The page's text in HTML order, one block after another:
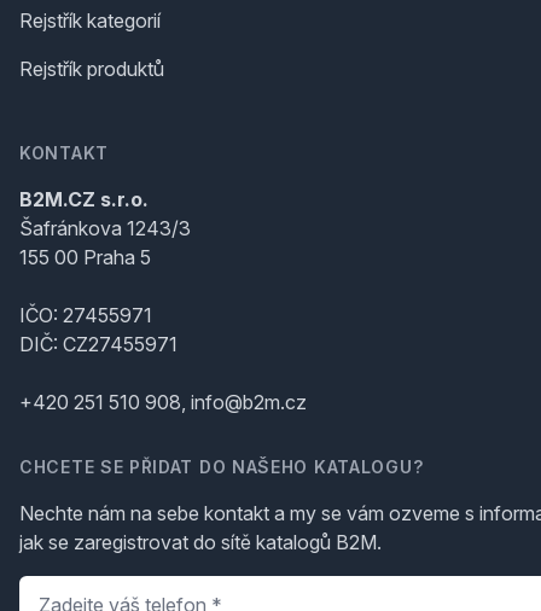
Rejstřík kategorií
Rejstřík produktů
KONTAKT
B2M.CZ s.r.o.
Šafránkova 1243/3
155 00 Praha 5
IČO: 27455971
DIČ: CZ27455971
+420 251 510 908, info@b2m.cz
CHCETE SE PŘIDAT DO NAŠEHO KATALOGU?
Nechte nám na sebe kontakt a my se vám ozveme s
jak se zaregistrovat do sítě katalogů B2M.
Telefon